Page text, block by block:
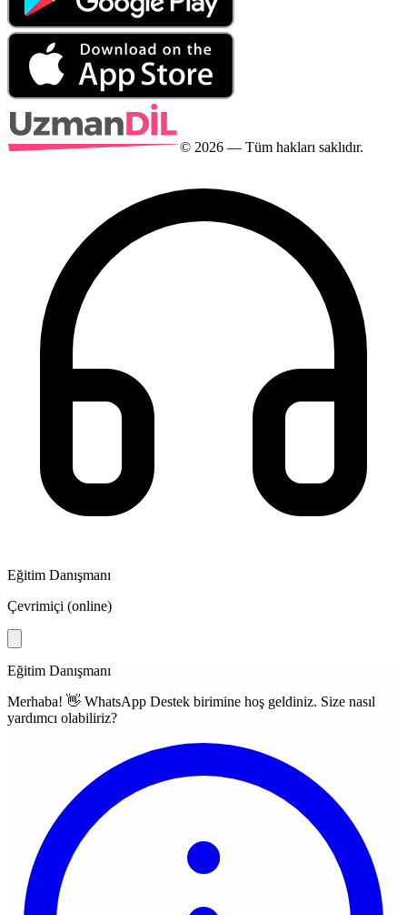
© 2026 — Tüm hakları saklıdır.
Eğitim Danışmanı
Çevrimiçi (online)
Eğitim Danışmanı
Merhaba! 👋 WhatsApp Destek birimine hoş geldiniz. Size nasıl
yardımcı olabiliriz?